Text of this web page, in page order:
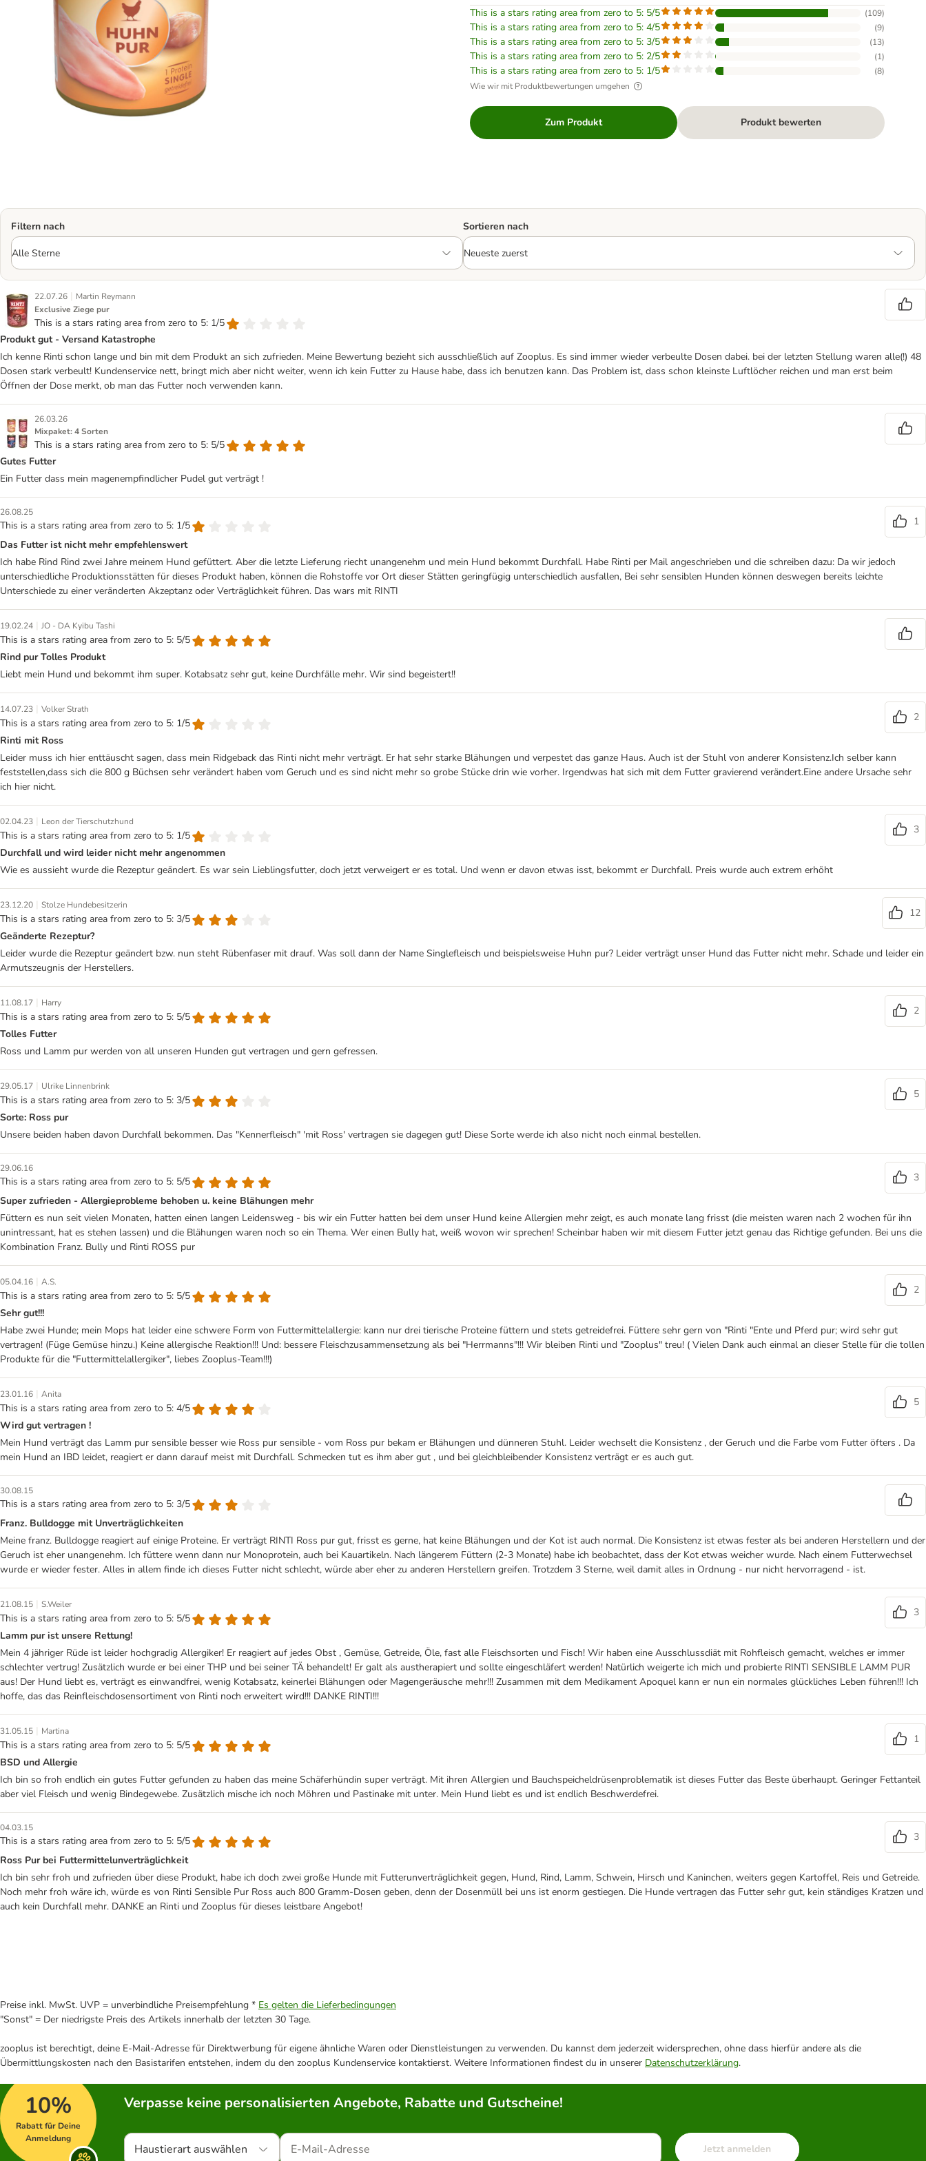
This is a stars rating area from zero to 5: 5/5
(109)
This is a stars rating area from zero to 5: 4/5 (9)
This is a stars rating area from zero to 5: 3/5 (13)
This is a stars rating area from zero to 5: 2/5 (1)
This is a stars rating area from zero to 5: 1/5 (8)
Wie wir mit Produktbewertungen umgehen
Zum Produkt Produkt bewerten
Filtern nach Sortieren nach
22.07.26 | Martin Reymann
Exclusive Ziege pur
This is a stars rating area from zero to 5: 1/5
Produkt gut - Versand Katastrophe
Ich kenne Rinti schon lange und bin mit dem Produkt an sich zufrieden. Meine Bewertung bezieht sich ausschließlich auf Zooplus. Es sind immer wieder verbeulte Dosen dabei. bei der letzten Stellung waren alle(!) 48
Dosen stark verbeult! Kundenservice nett, bringt mich aber nicht weiter, wenn ich kein Futter zu Hause habe, dass ich benutzen kann. Das Problem ist, dass schon kleinste Luftlöcher reichen und man erst beim
Öffnen der Dose merkt, ob man das Futter noch verwenden kann.
26.03.26
Mixpaket: 4 Sorten
This is a stars rating area from zero to 5: 5/5
Gutes Futter
Ein Futter dass mein magenempfindlicher Pudel gut verträgt !
26.08.25
This is a stars rating area from zero to 5: 1/5
1
Das Futter ist nicht mehr empfehlenswert
Ich habe Rind Rind zwei Jahre meinem Hund gefüttert. Aber die letzte Lieferung riecht unangenehm und mein Hund bekommt Durchfall. Habe Rinti per Mail angeschrieben und die schreiben dazu: Da wir jedoch
unterschiedliche Produktionsstätten für dieses Produkt haben, können die Rohstoffe vor Ort dieser Stätten geringfügig unterschiedlich ausfallen, Bei sehr sensiblen Hunden können deswegen bereits leichte
Unterschiede zu einer veränderten Akzeptanz oder Verträglichkeit führen. Das wars mit RINTI
19.02.24 | JO - DA Kyibu Tashi
This is a stars rating area from zero to 5: 5/5
Rind pur Tolles Produkt
Liebt mein Hund und bekommt ihm super. Kotabsatz sehr gut, keine Durchfälle mehr. Wir sind begeistert!!
14.07.23 | Volker Strath
This is a stars rating area from zero to 5: 1/5
2
Rinti mit Ross
Leider muss ich hier enttäuscht sagen, dass mein Ridgeback das Rinti nicht mehr verträgt. Er hat sehr starke Blähungen und verpestet das ganze Haus. Auch ist der Stuhl von anderer Konsistenz.Ich selber kann
feststellen,dass sich die 800 g Büchsen sehr verändert haben vom Geruch und es sind nicht mehr so grobe Stücke drin wie vorher. Irgendwas hat sich mit dem Futter gravierend verändert.Eine andere Ursache sehr
ich hier nicht.
02.04.23 | Leon der Tierschutzhund
This is a stars rating area from zero to 5: 1/5
3
Durchfall und wird leider nicht mehr angenommen
Wie es aussieht wurde die Rezeptur geändert. Es war sein Lieblingsfutter, doch jetzt verweigert er es total. Und wenn er davon etwas isst, bekommt er Durchfall. Preis wurde auch extrem erhöht
23.12.20 | Stolze Hundebesitzerin
This is a stars rating area from zero to 5: 3/5
12
Geänderte Rezeptur?
Leider wurde die Rezeptur geändert bzw. nun steht Rübenfaser mit drauf. Was soll dann der Name Singlefleisch und beispielsweise Huhn pur? Leider verträgt unser Hund das Futter nicht mehr. Schade und leider ein
Armutszeugnis der Herstellers.
11.08.17 | Harry
This is a stars rating area from zero to 5: 5/5
2
Tolles Futter
Ross und Lamm pur werden von all unseren Hunden gut vertragen und gern gefressen.
29.05.17 | Ulrike Linnenbrink
This is a stars rating area from zero to 5: 3/5
5
Sorte: Ross pur
Unsere beiden haben davon Durchfall bekommen. Das "Kennerfleisch" 'mit Ross' vertragen sie dagegen gut! Diese Sorte werde ich also nicht noch einmal bestellen.
29.06.16
This is a stars rating area from zero to 5: 5/5
3
Super zufrieden - Allergieprobleme behoben u. keine Blähungen mehr
Füttern es nun seit vielen Monaten, hatten einen langen Leidensweg - bis wir ein Futter hatten bei dem unser Hund keine Allergien mehr zeigt, es auch monate lang frisst (die meisten waren nach 2 wochen für ihn
unintressant, hat es stehen lassen) und die Blähungen waren noch so ein Thema. Wer einen Bully hat, weiß wovon wir sprechen! Scheinbar haben wir mit diesem Futter jetzt genau das Richtige gefunden. Bei uns die
Kombination Franz. Bully und Rinti ROSS pur
05.04.16 | A.S.
This is a stars rating area from zero to 5: 5/5
2
Sehr gut!!!
Habe zwei Hunde; mein Mops hat leider eine schwere Form von Futtermittelallergie: kann nur drei tierische Proteine füttern und stets getreidefrei. Füttere sehr gern von "Rinti "Ente und Pferd pur; wird sehr gut
vertragen! (Füge Gemüse hinzu.) Keine allergische Reaktion!!! Und: bessere Fleischzusammensetzung als bei "Herrmanns"!!! Wir bleiben Rinti und "Zooplus" treu! ( Vielen Dank auch einmal an dieser Stelle für die tollen
Produkte für die "Futtermittelallergiker", liebes Zooplus-Team!!!)
23.01.16 | Anita
This is a stars rating area from zero to 5: 4/5
5
Wird gut vertragen !
Mein Hund verträgt das Lamm pur sensible besser wie Ross pur sensible - vom Ross pur bekam er Blähungen und dünneren Stuhl. Leider wechselt die Konsistenz , der Geruch und die Farbe vom Futter öfters . Da
mein Hund an IBD leidet, reagiert er dann darauf meist mit Durchfall. Schmecken tut es ihm aber gut , und bei gleichbleibender Konsistenz verträgt er es auch gut.
30.08.15
This is a stars rating area from zero to 5: 3/5
Franz. Bulldogge mit Unverträglichkeiten
Meine franz. Bulldogge reagiert auf einige Proteine. Er verträgt RINTI Ross pur gut, frisst es gerne, hat keine Blähungen und der Kot ist auch normal. Die Konsistenz ist etwas fester als bei anderen Herstellern und der
Geruch ist eher unangenehm. Ich füttere wenn dann nur Monoprotein, auch bei Kauartikeln. Nach längerem Füttern (2-3 Monate) habe ich beobachtet, dass der Kot etwas weicher wurde. Nach einem Futterwechsel
wurde er wieder fester. Alles in allem finde ich dieses Futter nicht schlecht, würde aber eher zu anderen Herstellern greifen. Trotzdem 3 Sterne, weil damit alles in Ordnung - nur nicht hervorragend - ist.
21.08.15 | S.Weiler
This is a stars rating area from zero to 5: 5/5
3
Lamm pur ist unsere Rettung!
Mein 4 jähriger Rüde ist leider hochgradig Allergiker! Er reagiert auf jedes Obst , Gemüse, Getreide, Öle, fast alle Fleischsorten und Fisch! Wir haben eine Ausschlussdiät mit Rohfleisch gemacht, welches er immer
schlechter vertrug! Zusätzlich wurde er bei einer THP und bei seiner TÄ behandelt! Er galt als austherapiert und sollte eingeschläfert werden! Natürlich weigerte ich mich und probierte RINTI SENSIBLE LAMM PUR
aus! Der Hund liebt es, verträgt es einwandfrei, wenig Kotabsatz, keinerlei Blähungen oder Magengeräusche mehr!!! Zusammen mit dem Medikament Apoquel kann er nun ein normales glückliches Leben führen!!! Ich
hoffe, das das Reinfleischdosensortiment von Rinti noch erweitert wird!!! DANKE RINTI!!!
31.05.15 | Martina
This is a stars rating area from zero to 5: 5/5
1
BSD und Allergie
Ich bin so froh endlich ein gutes Futter gefunden zu haben das meine Schäferhündin super verträgt. Mit ihren Allergien und Bauchspeicheldrüsenproblematik ist dieses Futter das Beste überhaupt. Geringer Fettanteil
aber viel Fleisch und wenig Bindegewebe. Zusätzlich mische ich noch Möhren und Pastinake mit unter. Mein Hund liebt es und ist endlich Beschwerdefrei.
04.03.15
This is a stars rating area from zero to 5: 5/5
3
Ross Pur bei Futtermittelunverträglichkeit
Ich bin sehr froh und zufrieden über diese Produkt, habe ich doch zwei große Hunde mit Futterunverträglichkeit gegen, Hund, Rind, Lamm, Schwein, Hirsch und Kaninchen, weiters gegen Kartoffel, Reis und Getreide.
Noch mehr froh wäre ich, würde es von Rinti Sensible Pur Ross auch 800 Gramm-Dosen geben, denn der Dosenmüll bei uns ist enorm gestiegen. Die Hunde vertragen das Futter sehr gut, kein ständiges Kratzen und
auch kein Durchfall mehr. DANKE an Rinti und Zooplus für dieses leistbare Angebot!
Preise inkl. MwSt. UVP = unverbindliche Preisempfehlung * Es gelten die Lieferbedingungen
"Sonst" = Der niedrigste Preis des Artikels innerhalb der letzten 30 Tage.
zooplus ist berechtigt, deine E-Mail-Adresse für Direktwerbung für eigene ähnliche Waren oder Dienstleistungen zu verwenden. Du kannst dem jederzeit widersprechen, ohne dass hierfür andere als die
Übermittlungskosten nach den Basistarifen entstehen, indem du den zooplus Kundenservice kontaktierst. Weitere Informationen findest du in unserer Datenschutzerklärung.
10%
Rabatt für Deine
Anmeldung
Verpasse keine personalisierten Angebote, Rabatte und Gutscheine!
Haustierart auswählen Jetzt anmelden